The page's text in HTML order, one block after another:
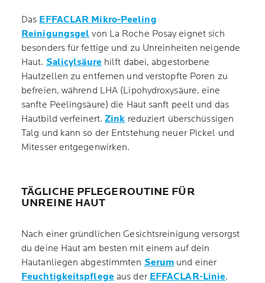
Das EFFACLAR Mikro-Peeling
Reinigungsgel von La Roche Posay eignet sich
besonders für fettige und zu Unreinheiten neigende
Haut. Salicylsäure hilft dabei, abgestorbene
Hautzellen zu entfernen und verstopfte Poren zu
befreien, während LHA (Lipohydroxysäure, eine
sanfte Peelingsäure) die Haut sanft peelt und das
Hautbild verfeinert.Zink reduziert überschüssigen
Talg und kann so der Entstehung neuer Pickel und
Mitesser entgegenwirken.
TÄGLICHE PFLEGEROUTINE FÜR
UNREINE HAUT
Nach einer gründlichen Gesichtsreinigung versorgst
du deine Haut am besten mit einem auf dein
Hautanliegen abgestimmten Serum und einer
Feuchtigkeitspflege aus der EFFACLAR-Linie.